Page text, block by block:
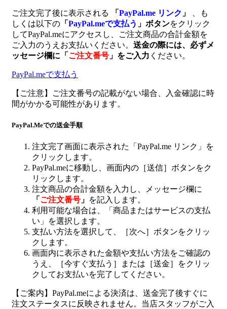
ご注文完了後に表示される 「 PayPal.me リンク 」
、も
しくは以下の 「 PayPal.meで支払う 」ボタンをクリック
してPayPal.meにアクセスし、ご注文商品の合計金額を
ご入力のうえお支払いください。 送金の際には、必ずメ
ッセージ欄に 「 ご注文番号 」 をご入力 ください。
PayPal.meで支払う
【ご注意】ご注文番号の記載がない場合、入金確認に時
間がかかる可能性があります。
PayPal.Meでの送金手順
注文完了画面に表示された「PayPal.me リンク」を
クリックします。
PayPal.meに移動し、画面内の［送信］ボタンをク
リックします。
注文商品の合計金額を入力し、メッセージ欄に
「 ご注文番号 」 を記入します。
利用可能な場合は、「商品またはサービスの支払
い」を選択します。
支払い方法を選択して、［次へ］ボタンをクリッ
クします。
画面内に表示された金額や支払い方法をご確認の
うえ、［今すぐ支払う］または［送金］をクリッ
クしてお支払いを完了してください。
【ご案内】PayPal.meによる決済は、送金完了後すぐに
注文ステータスに反映されません。当店スタッフがご入